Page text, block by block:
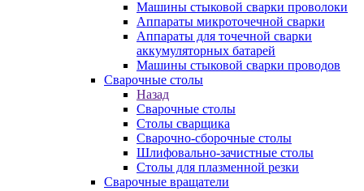
Машины стыковой сварки проволоки
Аппараты микроточечной сварки
Аппараты для точечной сварки
аккумуляторных батарей
Машины стыковой сварки проводов
Сварочные столы
Назад
Сварочные столы
Столы сварщика
Сварочно-сборочные столы
Шлифовально-зачистные столы
Столы для плазменной резки
Сварочные вращатели